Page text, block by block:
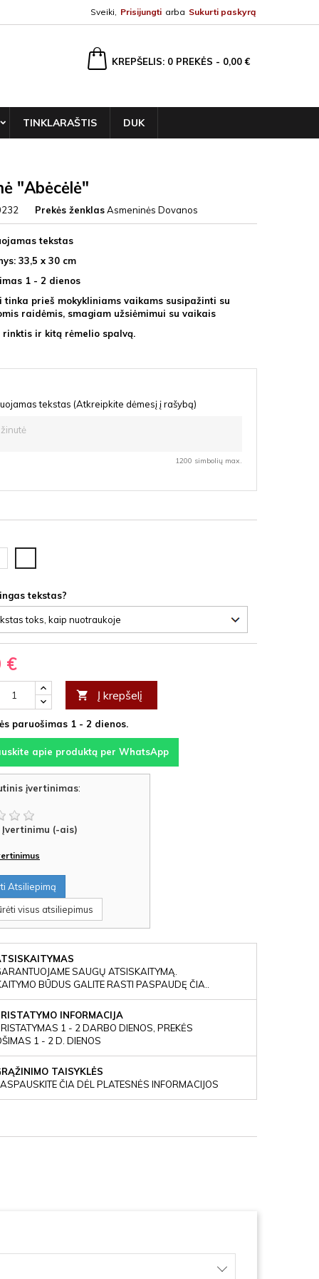
Sveiki, Prisijungti arba Sukurti paskyrą
KREPŠELIS 0 PREKĖS - 0,00 €
TINKLARAŠTIS DUK
"Abėcėlė"
Prekės ženklasAsmeninės Dovanos
tekstas
33,5 x 30 cm
1 - 2 dienos
tinka prieš mokykliniams vaikams susipažinti su
raidėmis, smagiam užsiėmimui su vaikais
rinktis ir kitą rėmelio spalvą.
tekstas (Atkreipkite dėmesį į rašybą)
1200 simbolių max.
HDF
tekstas?
€
 Į krepšelį
paruošimas 1 - 2 dienos.
apie produktą per WhatsApp
įvertinimas:
Įvertinimu (-ais)
Atsiliepimą
visus atsiliepimus
SAUGŲ ATSISKAITYMĄ.
BŪDUS GALITE RASTI PASPAUDĘ ČIA..
INFORMACIJA
1 - 2 DARBO DIENOS, PREKĖS
1 - 2 D. DIENOS
TAISYKLĖS
ČIA DĖL PLATESNĖS INFORMACIJOS